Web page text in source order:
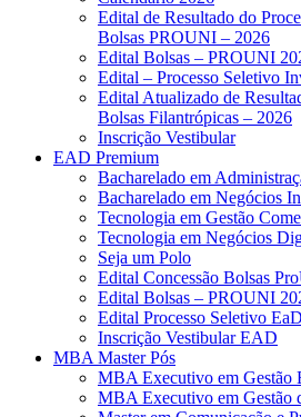
Edital de Resultado do
Bolsas PROUNI – 2026
Edital Bolsas – PROUNI
Edital – Processo Seletivo
Edital Atualizado de
Bolsas Filantrópicas – 2026
Inscrição Vestibular
EAD Premium
Bacharelado em
Bacharelado em Negócios
Tecnologia em Gestão
Tecnologia em Negócios
Seja um Polo
Edital Concessão Bolsas
Edital Bolsas – PROUNI
Edital Processo Seletivo
Inscrição Vestibular EAD
MBA Master Pós
MBA Executivo em Gestão
MBA Executivo em Gestão